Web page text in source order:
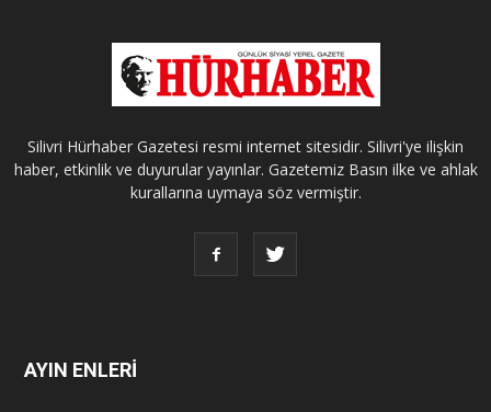
Silivri Hürhaber Gazetesi resmi internet sitesidir. Silivri'ye ilişkin
haber, etkinlik ve duyurular yayınlar. Gazetemiz Basın ilke ve ahlak
kurallarına uymaya söz vermiştir.
AYIN ENLERİ